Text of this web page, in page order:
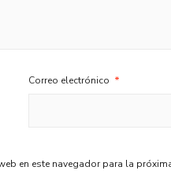
Correo electrónico *
en este navegador para la